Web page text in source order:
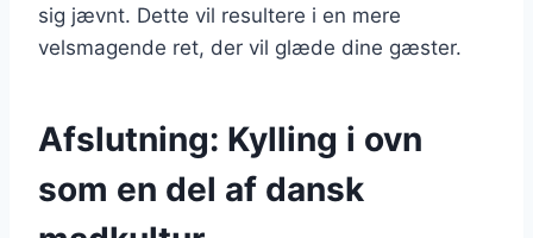
sig jævnt. Dette vil resultere i en mere
velsmagende ret, der vil glæde dine gæster.
Afslutning: Kylling i ovn
som en del af dansk